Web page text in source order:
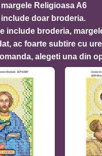
Religioasa A6
doar broderia.
include broderia,
ac foarte subtire cu
alegeti una din